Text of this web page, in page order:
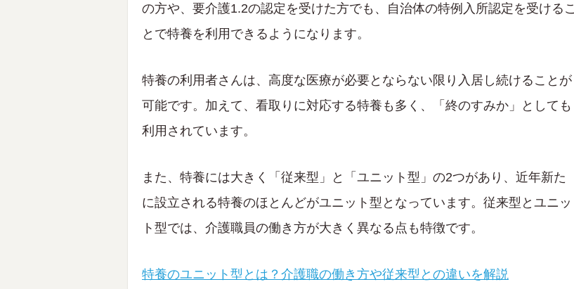
の方や、要介護1.2の認定を受けた方でも、自治体の特例入所認定を受けるこ
とで特養を利用できるようになります。
特養の利用者さんは、高度な医療が必要とならない限り入居し続けることが
可能です。加えて、看取りに対応する特養も多く、「終のすみか」としても
利用されています。
また、特養には大きく「従来型」と「ユニット型」の2つがあり、近年新た
に設立される特養のほとんどがユニット型となっています。従来型とユニッ
ト型では、介護職員の働き方が大きく異なる点も特徴です。
特養のユニット型とは？介護職の働き方や従来型との違いを解説